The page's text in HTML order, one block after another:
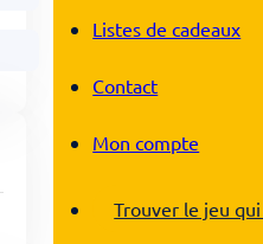
Listes de cadeaux
Contact
Mon compte
Trouver le jeu